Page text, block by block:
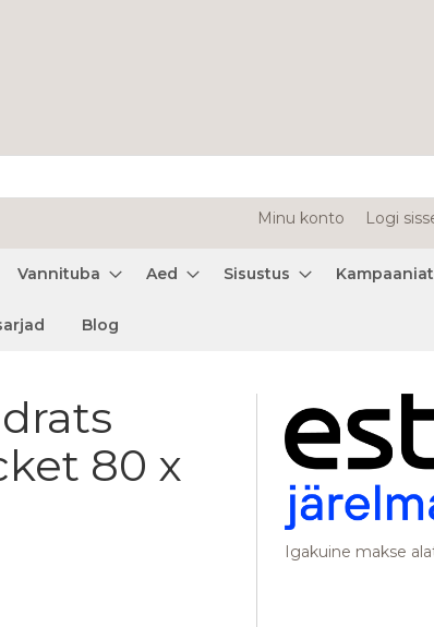
Minu konto Logi
Vannituba Aed Sisustus
Blog
Juliet Pocket
Igakuine makse
80 x